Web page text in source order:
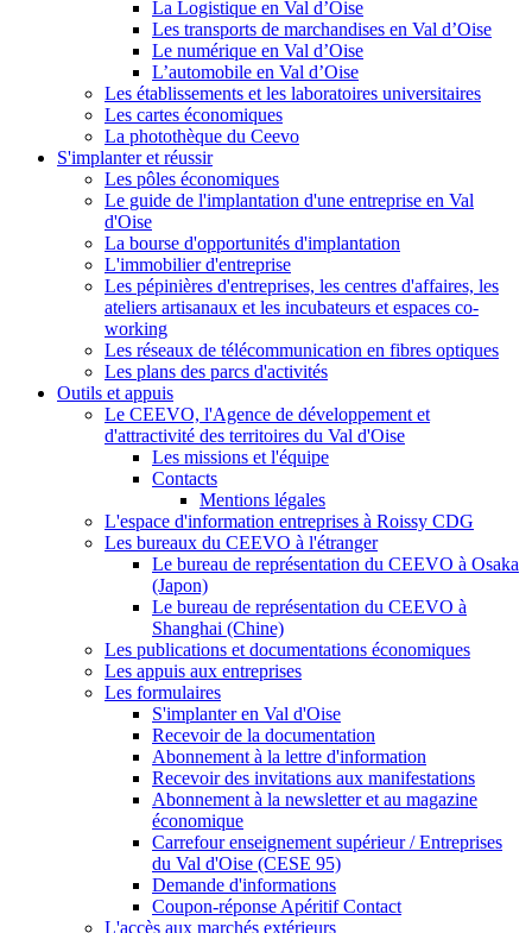
La Logistique en Val d’Oise
Les transports de marchandises en Val d’Oise
Le numérique en Val d’Oise
L’automobile en Val d’Oise
Les établissements et les laboratoires universitaires
Les cartes économiques
La photothèque du Ceevo
S'implanter et réussir
Les pôles économiques
Le guide de l'implantation d'une entreprise en Val
d'Oise
La bourse d'opportunités d'implantation
L'immobilier d'entreprise
Les pépinières d'entreprises, les centres d'affaires, les
ateliers artisanaux et les incubateurs et espaces co-
working
Les réseaux de télécommunication en fibres optiques
Les plans des parcs d'activités
Outils et appuis
Le CEEVO, l'Agence de développement et
d'attractivité des territoires du Val d'Oise
Les missions et l'équipe
Contacts
Mentions légales
L'espace d'information entreprises à Roissy CDG
Les bureaux du CEEVO à l'étranger
Le bureau de représentation du CEEVO à Osaka
(Japon)
Le bureau de représentation du CEEVO à
Shanghai (Chine)
Les publications et documentations économiques
Les appuis aux entreprises
Les formulaires
S'implanter en Val d'Oise
Recevoir de la documentation
Abonnement à la lettre d'information
Recevoir des invitations aux manifestations
Abonnement à la newsletter et au magazine
économique
Carrefour enseignement supérieur / Entreprises
du Val d'Oise (CESE 95)
Demande d'informations
Coupon-réponse Apéritif Contact
L'accès aux marchés extérieurs